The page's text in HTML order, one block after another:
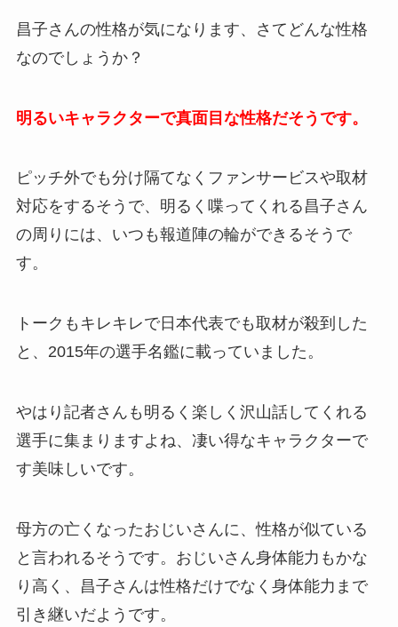
昌子さんの性格が気になります、さてどんな性格
なのでしょうか？
明るいキャラクターで真面目な性格だそうです。
ピッチ外でも分け隔てなくファンサービスや取材
対応をするそうで、明るく喋ってくれる昌子さん
の周りには、いつも報道陣の輪ができるそうで
す。
トークもキレキレで日本代表でも取材が殺到した
と、2015年の選手名鑑に載っていました。
やはり記者さんも明るく楽しく沢山話してくれる
選手に集まりますよね、凄い得なキャラクターで
す美味しいです。
母方の亡くなったおじいさんに、性格が似ている
と言われるそうです。おじいさん身体能力もかな
り高く、昌子さんは性格だけでなく身体能力まで
引き継いだようです。